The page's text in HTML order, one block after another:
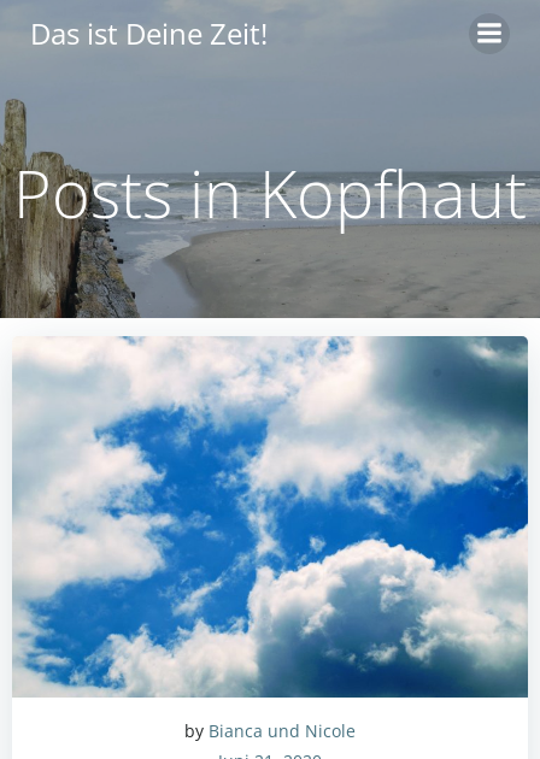
Das ist Deine Zeit!
Posts in Kopfhaut
by Bianca und Nicole